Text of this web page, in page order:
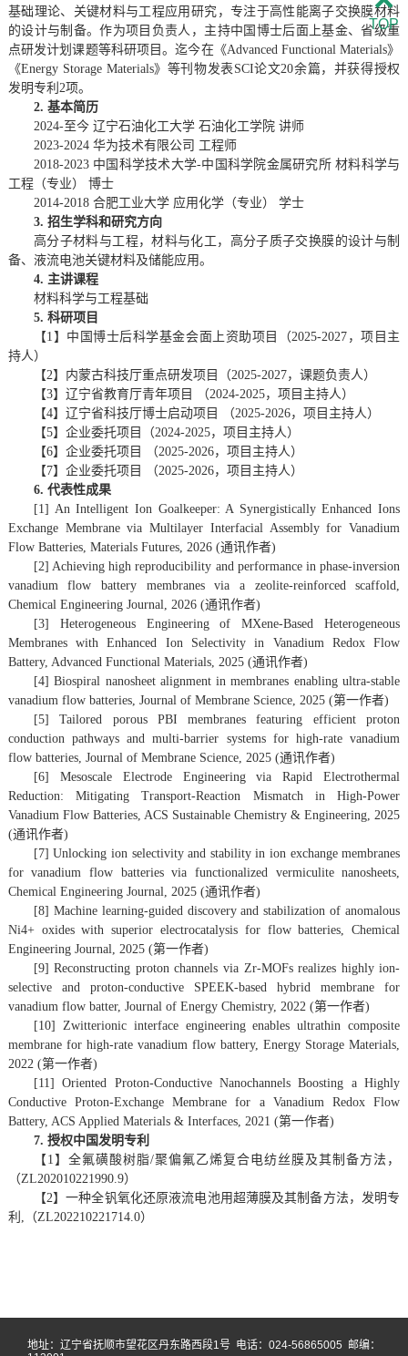
基础理论、关键材料与工程应用研究，专注于高性能离子交换膜材料
的设计与制备。作为项目负责人，主持中国博士后面上基金、省级重
点研发计划课题等科研项目。迄今在《Advanced Functional Materials》
《Energy Storage Materials》等刊物发表SCI论文20余篇，并获得授权
发明专利2项。
2. 基本简历
2024-至今 辽宁石油化工大学 石油化工学院 讲师
2023-2024 华为技术有限公司 工程师
2018-2023 中国科学技术大学-中国科学院金属研究所 材料科学与
工程（专业） 博士
2014-2018 合肥工业大学 应用化学（专业） 学士
3. 招生学科和研究方向
高分子材料与工程，材料与化工，高分子质子交换膜的设计与制
备、液流电池关键材料及储能应用。
4. 主讲课程
材料科学与工程基础
5. 科研项目
【1】中国博士后科学基金会面上资助项目（2025-2027，项目主
持人）
【2】内蒙古科技厅重点研发项目（2025-2027，课题负责人）
【3】辽宁省教育厅青年项目 （2024-2025，项目主持人）
【4】辽宁省科技厅博士启动项目 （2025-2026，项目主持人）
【5】企业委托项目（2024-2025，项目主持人）
【6】企业委托项目 （2025-2026，项目主持人）
【7】企业委托项目 （2025-2026，项目主持人）
6. 代表性成果
[1] An Intelligent Ion Goalkeeper: A Synergistically Enhanced Ions
Exchange Membrane via Multilayer Interfacial Assembly for Vanadium
Flow Batteries, Materials Futures, 2026 (通讯作者)
[2] Achieving high reproducibility and performance in phase-inversion
vanadium flow battery membranes via a zeolite-reinforced scaffold,
Chemical Engineering Journal, 2026 (通讯作者)
[3] Heterogeneous Engineering of MXene-Based Heterogeneous
Membranes with Enhanced Ion Selectivity in Vanadium Redox Flow
Battery, Advanced Functional Materials, 2025 (通讯作者)
[4] Biospiral nanosheet alignment in membranes enabling ultra-stable
vanadium flow batteries, Journal of Membrane Science, 2025 (第一作者)
[5] Tailored porous PBI membranes featuring efficient proton
conduction pathways and multi-barrier systems for high-rate vanadium
flow batteries, Journal of Membrane Science, 2025 (通讯作者)
[6] Mesoscale Electrode Engineering via Rapid Electrothermal
Reduction: Mitigating Transport-Reaction Mismatch in High-Power
Vanadium Flow Batteries, ACS Sustainable Chemistry & Engineering, 2025
(通讯作者)
[7] Unlocking ion selectivity and stability in ion exchange membranes
for vanadium flow batteries via functionalized vermiculite nanosheets,
Chemical Engineering Journal, 2025 (通讯作者)
[8] Machine learning-guided discovery and stabilization of anomalous
Ni4+ oxides with superior electrocatalysis for flow batteries, Chemical
Engineering Journal, 2025 (第一作者)
[9] Reconstructing proton channels via Zr-MOFs realizes highly ion-
selective and proton-conductive SPEEK-based hybrid membrane for
vanadium flow batter, Journal of Energy Chemistry, 2022 (第一作者)
[10] Zwitterionic interface engineering enables ultrathin composite
membrane for high-rate vanadium flow battery, Energy Storage Materials,
2022 (第一作者)
[11] Oriented Proton-Conductive Nanochannels Boosting a Highly
Conductive Proton-Exchange Membrane for a Vanadium Redox Flow
Battery, ACS Applied Materials & Interfaces, 2021 (第一作者)
7. 授权中国发明专利
【1】全氟磺酸树脂/聚偏氟乙烯复合电纺丝膜及其制备方法，
（ZL202010221990.9）
【2】一种全钒氧化还原液流电池用超薄膜及其制备方法，发明专
利,（ZL202210221714.0）
地址：辽宁省抚顺市望花区丹东路西段1号 电话：024-56865005 邮编：
TOP